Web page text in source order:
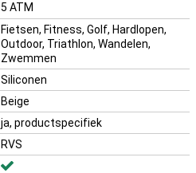
5 ATM
Fietsen, Fitness, Golf, Hardlopen,
Outdoor, Triathlon, Wandelen,
Zwemmen
Siliconen
Beige
ja, productspecifiek
RVS